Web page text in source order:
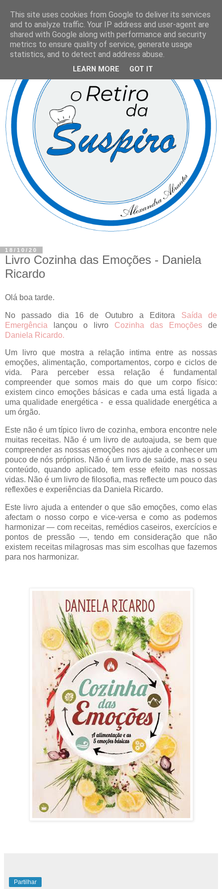
18/10/20
Livro Cozinha das Emoções - Daniela
Ricardo
Olá boa tarde.
No passado dia 16 de Outubro a Editora Saída de
Emergência
lançou o livro Cozinha das Emoções
de
Daniela Ricardo.
Um livro que mostra a relação intima entre as nossas
emoções, alimentação, comportamentos, corpo e ciclos de
vida. Para perceber essa relação é fundamental
compreender que somos mais do que um corpo físico:
existem cinco emoções básicas e cada uma está ligada a
uma qualidade energética - e essa qualidade energética a
um órgão.
Este não é um típico livro de cozinha, embora encontre nele
muitas receitas. Não é um livro de autoajuda, se bem que
compreender as nossas emoções nos ajude a conhecer um
pouco de nós próprios. Não é um livro de saúde, mas o seu
conteúdo, quando aplicado, tem esse efeito nas nossas
vidas. Não é um livro de filosofia, mas reflecte um pouco das
reflexões e experiências da Daniela Ricardo.
Este livro ajuda a entender o que são emoções, como elas
afectam o nosso corpo e vice-versa e como as podemos
harmonizar — com receitas, remédios caseiros, exercícios e
pontos de pressão —, tendo em consideração que não
existem receitas milagrosas mas sim escolhas que fazemos
para nos harmonizar.
Partilhar
This site uses cookies from Google to deliver its services
and to analyze traffic. Your IP address and user-agent are
shared with Google along with performance and security
metrics to ensure quality of service, generate usage
statistics, and to detect and address abuse.
LEARN MORE GOT IT